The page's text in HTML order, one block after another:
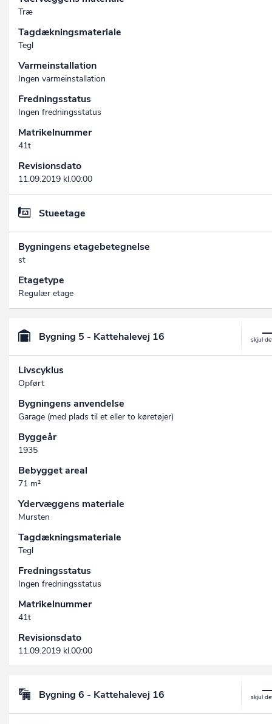
Træ
Tagdækningsmateriale
Tegl
Varmeinstallation
Ingen varmeinstallation
Fredningsstatus
Ingen fredningsstatus
Matrikelnummer
41t
Revisionsdato
11.09.2019 kl.00:00
Stueetage
Bygningens etagebetegnelse
st
Etagetype
Regulær etage
Bygning 5 - Kattehalevej 16
Livscyklus
Opført
Bygningens anvendelse
Garage (med plads til et eller to køretøjer)
Byggeår
1935
Bebygget areal
71 m²
Ydervæggens materiale
Mursten
Tagdækningsmateriale
Tegl
Fredningsstatus
Ingen fredningsstatus
Matrikelnummer
41t
Revisionsdato
11.09.2019 kl.00:00
Bygning 6 - Kattehalevej 16